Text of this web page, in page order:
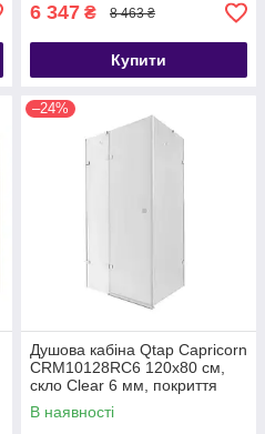
6 347 ₴ 8 463 ₴
Купити
–24%
Душова кабіна Qtap Capricorn
CRM10128RC6 120x80 см,
скло Clear 6 мм, покриття
CalcLess без піддона
В наявності